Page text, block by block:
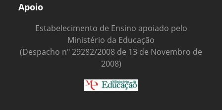
Apoio
Estabelecimento de Ensino apoiado pelo
Ministério da Educação
(Despacho nº 29282/2008 de 13 de Novembro de
2008)